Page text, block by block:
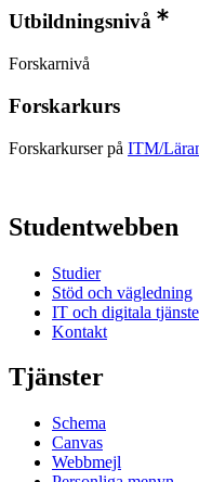
Utbildningsnivå
Forskarnivå
Forskarkurs
Forskarkurser på ITM/
Studentwebben
Studier
Stöd och vägledning
IT och digitala
Kontakt
Tjänster
Schema
Canvas
Webbmejl